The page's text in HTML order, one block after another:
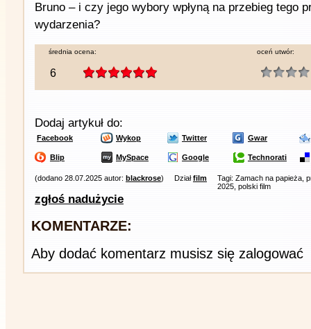
Bruno – i czy jego wybory wpłyną na przebieg tego
wydarzenia?
średnia ocena:
6
oceń utwór:
Dodaj artykuł do:
Facebook Wykop Twitter Gwar
Blip MySpace Google Technorati
(dodano 28.07.2025 autor: blackrose) Działfilm
Tagi: Zamach na papieża,
2025, polski film
zgłoś nadużycie
KOMENTARZE:
Aby dodać komentarz musisz się zalogować